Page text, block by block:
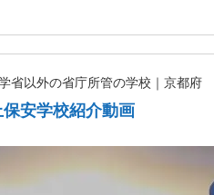
省以外の省庁所管の学校｜京都府
保安学校紹介動画